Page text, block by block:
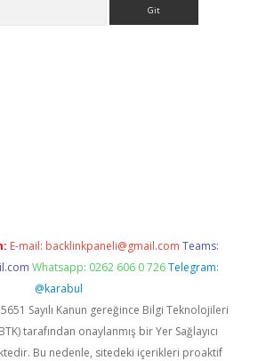
E-mail: backlinkpaneli@gmail.com Teams:
Whatsapp: 0262 606 0 726 Telegram:
@karabul
Sayılı Kanun gereğince Bilgi Teknolojileri
tarafından onaylanmış bir Yer Sağlayıcı
Bu nedenle, sitedeki içerikleri proaktif